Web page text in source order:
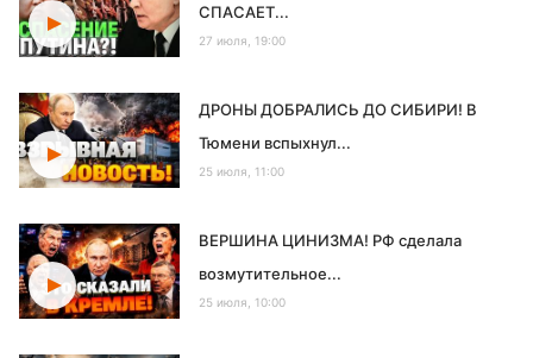
СПАСАЕТ...
27 июля, 19:00
ДРОНЫ ДОБРАЛИСЬ ДО СИБИРИ! В
Тюмени вспыхнул...
25 июля, 11:00
ВЕРШИНА ЦИНИЗМА! РФ сделала
возмутительное...
25 июля, 10:00